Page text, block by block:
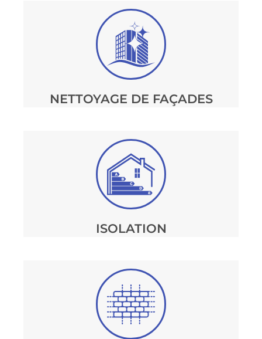
NETTOYAGE DE FAÇADES
ISOLATION